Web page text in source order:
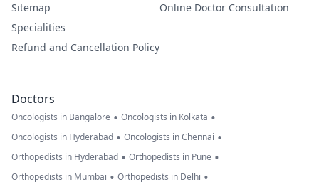
Sitemap
Specialities
Refund and Cancellation Policy
Online Doctor Consultation
Doctors
Oncologists in Bangalore • Oncologists in Kolkata •
Oncologists in Hyderabad • Oncologists in Chennai •
Orthopedists in Hyderabad • Orthopedists in Pune •
Orthopedists in Mumbai • Orthopedists in Delhi •